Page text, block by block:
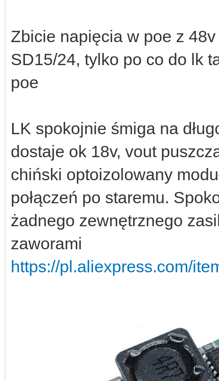
Zbicie napięcia w poe z
SD15/24, tylko po co do lk
poe
LK spokojnie śmiga na
dostaje ok 18v, vout
chiński optoizolowany
połączeń po staremu.
żadnego zewnętrznego
zaworami
https://pl.aliexpress.com/